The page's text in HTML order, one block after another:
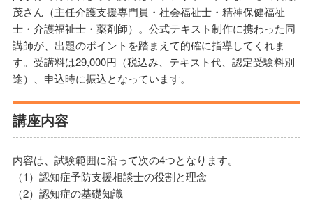
茂さん（主任介護支援専門員・社会福祉士・精神保健福祉
士・介護福祉士・薬剤師）。公式テキスト制作に携わった同
講師が、出題のポイントを踏まえて的確に指導してくれま
す。受講料は29,000円（税込み、テキスト代、認定受験料別
途）、申込時に振込となっています。
講座内容
内容は、試験範囲に沿って次の4つとなります。
（1）認知症予防支援相談士の役割と理念
（2）認知症の基礎知識